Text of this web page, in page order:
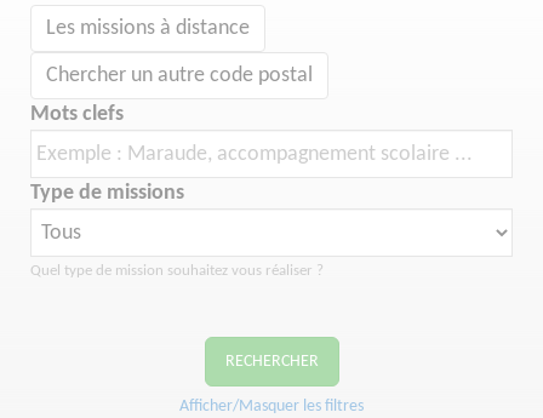
Les missions à distance
Chercher un autre code postal
Mots clefs
Type de missions
Quel type de mission souhaitez vous réaliser ?
RECHERCHER
Afficher/Masquer les filtres